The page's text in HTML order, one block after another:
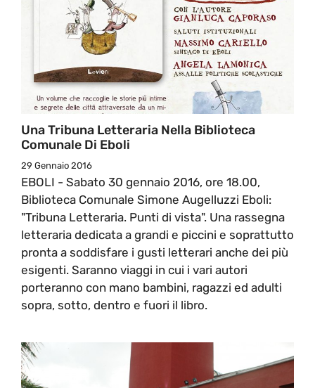
Una Tribuna Letteraria Nella Biblioteca
Comunale Di Eboli
29 Gennaio 2016
EBOLI - Sabato 30 gennaio 2016, ore 18.00,
Biblioteca Comunale Simone Augelluzzi Eboli:
"Tribuna Letteraria. Punti di vista". Una rassegna
letteraria dedicata a grandi e piccini e soprattutto
pronta a soddisfare i gusti letterari anche dei più
esigenti. Saranno viaggi in cui i vari autori
porteranno con mano bambini, ragazzi ed adulti
sopra, sotto, dentro e fuori il libro.